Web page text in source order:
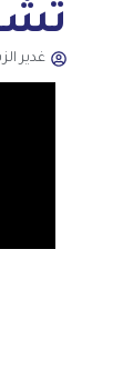
غدير